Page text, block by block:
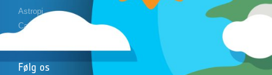
Astropi
Cansat
Følg os